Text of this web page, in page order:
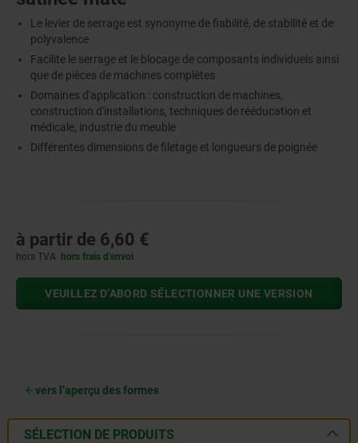
Le levier de serrage est synonyme de fiabilité, de stabilité et de
polyvalence
Facilite le serrage et le blocage de composants individuels ainsi
que de pièces de machines complètes
Domaines d'application : construction de machines,
construction d'installations, techniques de rééducation et
médicale, industrie du meuble
Différentes dimensions de filetage et longueurs de poignée
à partir de 6,60 €
hors TVA hors frais d’envoi
VEUILLEZ D’ABORD SÉLECTIONNER UNE VERSION
vers l’aperçu des formes
SÉLECTION DE PRODUITS